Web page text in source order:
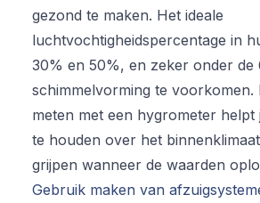
gezond te maken. Het ideale
luchtvochtigheidspercentage in
30% en 50%, en zeker onder de
schimmelvorming te voorkomen.
meten met een hygrometer
te houden over het
grijpen wanneer de waarden
Gebruik maken van